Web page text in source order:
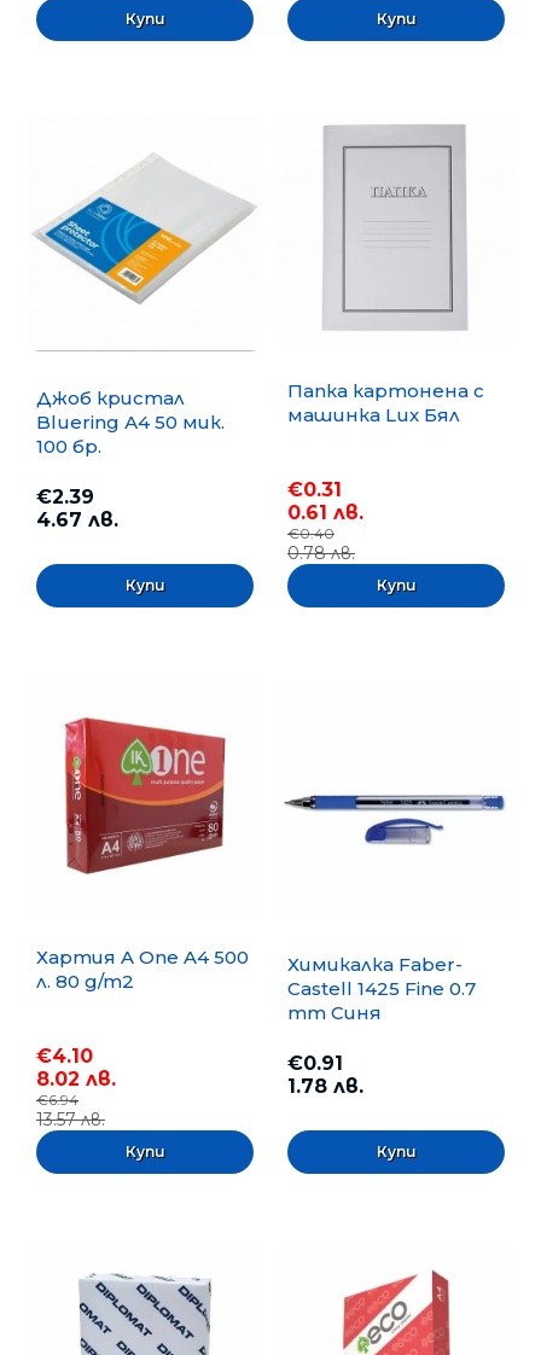
Джоб кристал
Bluering А4 50 мик.
100 бр.
€2.39
4.67 лв.
Папка картонена с
машинка Lux Бял
€0.31
0.61 лв.
€0.40
0.78 лв.
Хартия A One A4 500
л. 80 g/m2
€4.10
8.02 лв.
€6.94
13.57 лв.
Химикалка Faber-
Castell 1425 Fine 0.7
mm Синя
€0.91
1.78 лв.